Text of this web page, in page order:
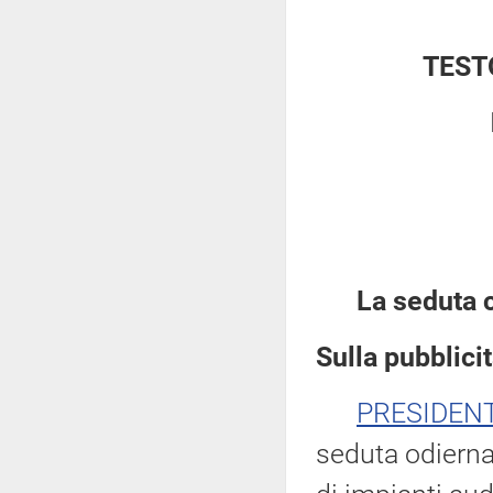
La seduta
Sulla
seduta